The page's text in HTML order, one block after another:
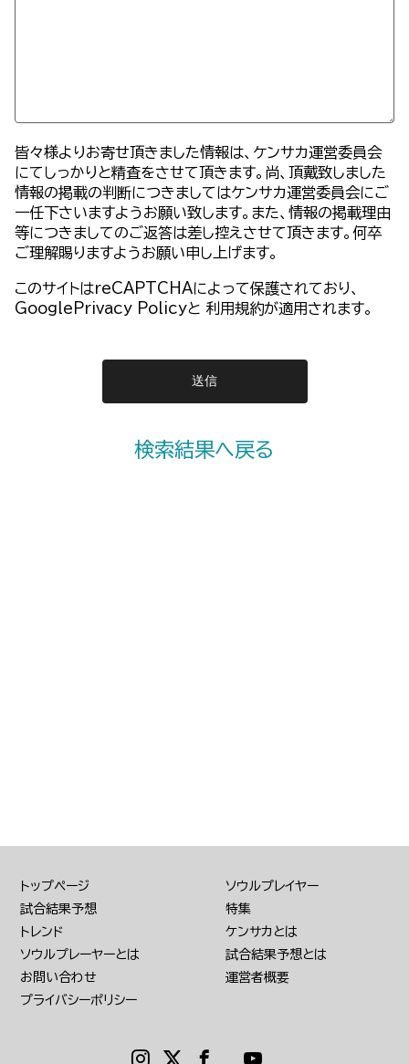
皆々様よりお寄せ頂きました情報は、ケンサカ運営委員会
にてしっかりと精査をさせて頂きます。尚、頂戴致しました
情報の掲載の判断につきましてはケンサカ運営委員会にご
一任下さいますようお願い致します。また、情報の掲載理由
等につきましてのご返答は差し控えさせて頂きます。何卒
ご理解賜りますようお願い申し上げます。
このサイトはreCAPTCHAによって保護されており、
GooglePrivacy Policyと 利用規約が適用されます。
検索結果へ戻る
トップページ
ソウルプレイヤー
試合結果予想
特集
トレンド
ケンサカとは
ソウルプレーヤーとは
試合結果予想とは
お問い合わせ
運営者概要
プライバシーポリシー